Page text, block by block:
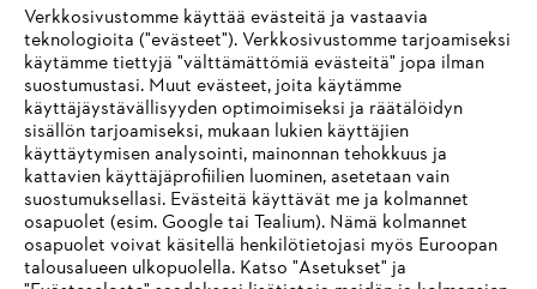
Älykäs avustaja
Tietoa toimittajille
Tuotteet
Yhteystiedot
Ura
Ilmiantajajärjestelmä
Verkkosivustomme käyttää evästeitä ja vastaavia
teknologioita ("evästeet"). Verkkosivustomme tarjoamiseksi
käytämme tiettyjä "välttämättömiä evästeitä" jopa ilman
suostumustasi. Muut evästeet, joita käytämme
käyttäjäystävällisyyden optimoimiseksi ja räätälöidyn
sisällön tarjoamiseksi, mukaan lukien käyttäjien
käyttäytymisen analysointi, mainonnan tehokkuus ja
kattavien käyttäjäprofiilien luominen, asetetaan vain
suostumuksellasi. Evästeitä käyttävät me ja kolmannet
osapuolet (esim. Google tai Tealium). Nämä kolmannet
osapuolet voivat käsitellä henkilötietojasi myös Euroopan
talousalueen ulkopuolella. Katso "Asetukset" ja